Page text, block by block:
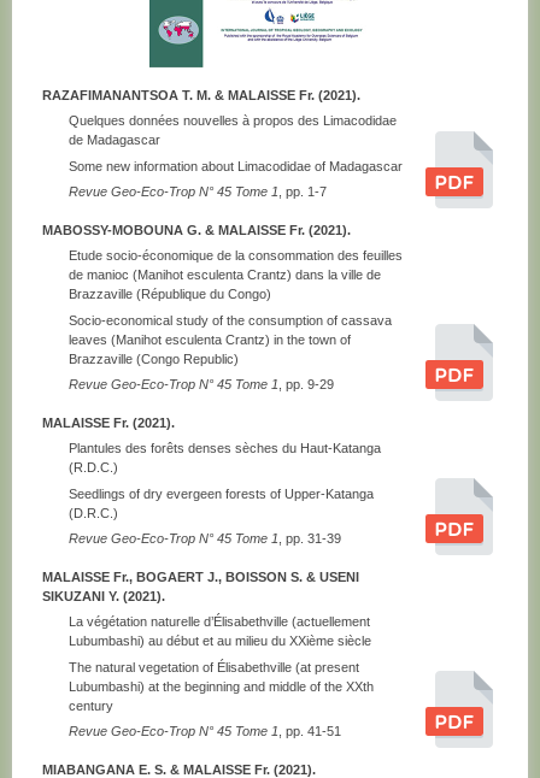
RAZAFIMANANTSOA T. M. & MALAISSE Fr. (2021).
Quelques données nouvelles à propos des Limacodidae
de Madagascar
Some new information about Limacodidae of Madagascar
Revue Geo-Eco-Trop N° 45 Tome 1 , pp. 1-7
MABOSSY-MOBOUNA G. & MALAISSE Fr. (2021).
Etude socio-économique de la consommation des feuilles
de manioc (Manihot esculenta Crantz) dans la ville de
Brazzaville (République du Congo)
Socio-economical study of the consumption of cassava
leaves (Manihot esculenta Crantz) in the town of
Brazzaville (Congo Republic)
Revue Geo-Eco-Trop N° 45 Tome 1 , pp. 9-29
MALAISSE Fr. (2021).
Plantules des forêts denses sèches du Haut-Katanga
(R.D.C.)
Seedlings of dry evergeen forests of Upper-Katanga
(D.R.C.)
Revue Geo-Eco-Trop N° 45 Tome 1 , pp. 31-39
MALAISSE Fr., BOGAERT J., BOISSON S. & USENI
SIKUZANI Y. (2021).
La végétation naturelle d’Élisabethville (actuellement
Lubumbashi) au début et au milieu du XXième siècle
The natural vegetation of Élisabethville (at present
Lubumbashi) at the beginning and middle of the XXth
century
Revue Geo-Eco-Trop N° 45 Tome 1 , pp. 41-51
MIABANGANA E. S. & MALAISSE Fr. (2021).